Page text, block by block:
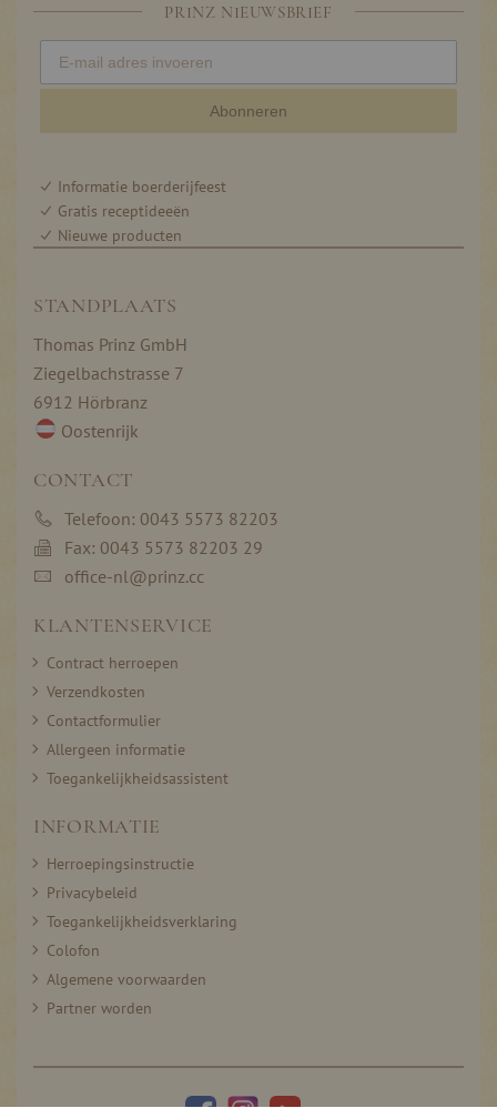
PRINZ NIEUWSBRIEF
Abonneren
Informatie boerderijfeest
Gratis receptideeën
Nieuwe producten
STANDPLAATS
Thomas Prinz GmbH
Ziegelbachstrasse 7
6912 Hörbranz
Oostenrijk
CONTACT
Telefoon: 0043 5573 82203
Fax: 0043 5573 82203 29
office-nl@prinz.cc
KLANTENSERVICE
Contract herroepen
Verzendkosten
Contactformulier
Allergeen informatie
Toegankelijkheidsassistent
INFORMATIE
Herroepingsinstructie
Privacybeleid
Toegankelijkheidsverklaring
Colofon
Algemene voorwaarden
Partner worden